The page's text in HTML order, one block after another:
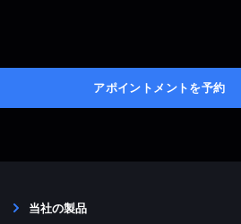
アポイントメントを予約
当社の製品